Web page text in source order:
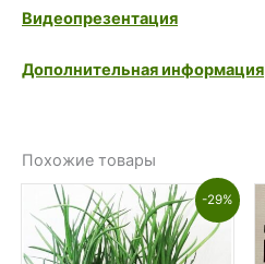
Видеопрезентация
Дополнительная информация
Похожие товары
-29%